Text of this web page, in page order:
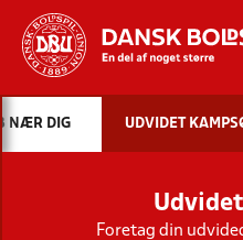
STILLINGER,
NÆR DIG UDVIDET
Foretag din